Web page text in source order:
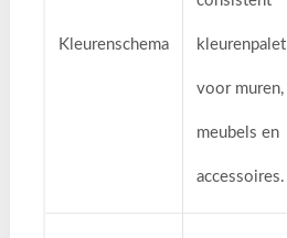
Kleurenschema kleurenpalet
voor muren,
meubels en
accessoires.